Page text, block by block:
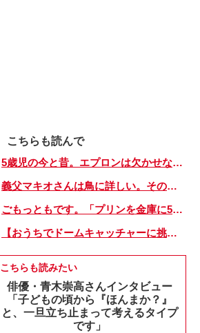
こちらも読んで
5歳児の今と昔。エプロンは欠かせない、ただ前とひとつ違うのは…【もちもち！おもちBOY・44】
義父マキオさんは鳥に詳しい。その理由に思わず「ファーッ」【しぶしぶ同居したら義父が最高だった件・20】
ごもっともです。「プリンを金庫に5個入れました」と書いた娘に先生は？【よっといで3姉妹・13】
【おうちでドームキャッチャーに挑戦だ】アンパンマン わくわくドームキャッチャー
こちらも読みたい
俳優・青木崇高さんインタビュー
「子どもの頃から『ほんまか？』
と、一旦立ち止まって考えるタイプ
です」